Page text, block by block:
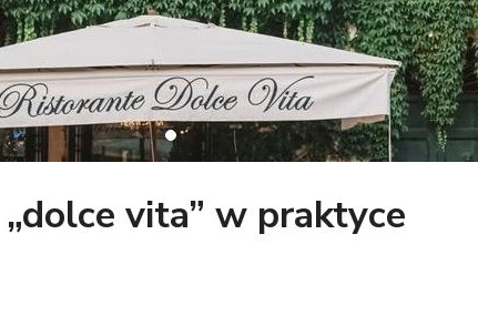
vita” w praktyce